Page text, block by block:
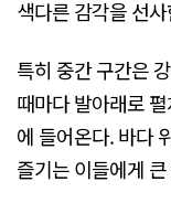
색다른 감각을 선
특히 중간 구간은
때마다 발아래로
에 들어온다. 바다
즐기는 이들에게